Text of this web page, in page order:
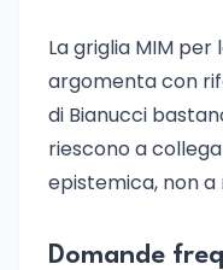
La griglia MIM
argomenta con
di Bianucci
riescono a
epistemica, non a
Domande